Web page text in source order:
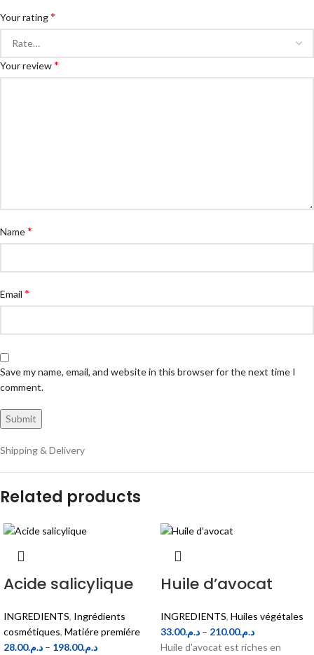
Your rating*
Your review*
Name*
Email *
Save my name, email, and website in this browser for the next time I
comment.
Shipping & Delivery
Related products
Acide salicylique
INGREDIENTS, Ingrédients
cosmétiques, Matiére premiére
د.م.28.00 – د.م.198.00
Huile d’avocat
INGREDIENTS, Huiles végétales
د.م.33.00 – د.م.210.00
Huile d’avocat est riches en